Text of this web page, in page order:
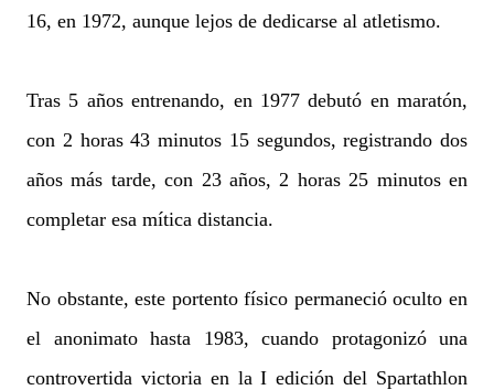
16, en 1972, aunque lejos de dedicarse al atletismo.
Tras 5 años entrenando, en 1977 debutó en maratón,
con 2 horas 43 minutos 15 segundos, registrando dos
años más tarde, con 23 años, 2 horas 25 minutos en
completar esa mítica distancia.
No obstante, este portento físico permaneció oculto en
el anonimato hasta 1983, cuando protagonizó una
controvertida victoria en la I edición del Spartathlon